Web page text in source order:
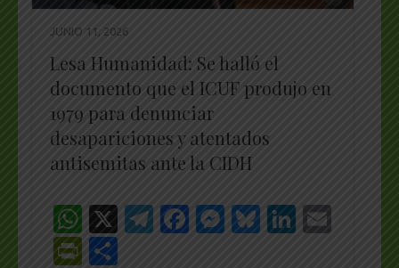
JUNIO 11, 2026
Lesa Humanidad: Se halló el
documento que el ICUF produjo en
1979 para denunciar
desapariciones y atentados
antisemitas ante la CIDH
WhatsApp
X Telegram
Facebook
Messenger
Bluesky
PrintFriendly